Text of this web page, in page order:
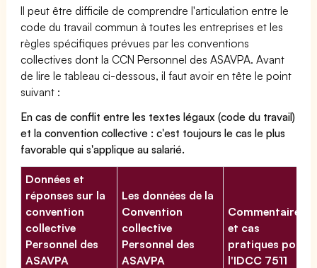
Il peut être difficile de comprendre l'articulation entre le
code du travail commun à toutes les entreprises et les
règles spécifiques prévues par les conventions
collectives dont la CCN Personnel des ASAVPA. Avant
de lire le tableau ci-dessous, il faut avoir en tête le point
suivant :
En cas de conflit entre les textes légaux (code du travail)
et la convention collective : c'est toujours le cas le plus
favorable qui s'applique au salarié.
Données et
réponses sur la
convention
collective
Personnel des
ASAVPA
Les données de la
Convention
collective
Personnel des
ASAVPA
Commentaires
et cas
pratiques pour
l'IDCC 7511